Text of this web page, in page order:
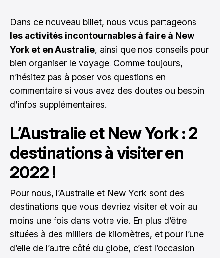
Dans ce nouveau billet, nous vous partageons
les activités incontournables à faire à New
York et en Australie, ainsi que nos conseils pour
bien organiser le voyage. Comme toujours,
n’hésitez pas à poser vos questions en
commentaire si vous avez des doutes ou besoin
d’infos supplémentaires.
L’Australie et New York : 2
destinations à visiter en
2022 !
Pour nous, l’Australie et New York sont des
destinations que vous devriez visiter et voir au
moins une fois dans votre vie. En plus d’être
situées à des milliers de kilomètres, et pour l’une
d’elle de l’autre côté du globe, c’est l’occasion